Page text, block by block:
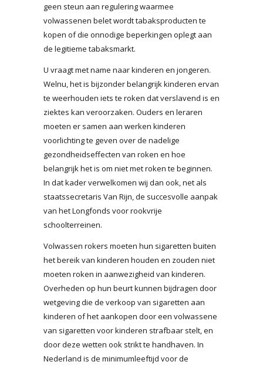
geen steun aan regulering waarmee
volwassenen belet wordt tabaksproducten te
kopen of die onnodige beperkingen oplegt aan
de legitieme tabaksmarkt.
U vraagt met name naar kinderen en jongeren.
Welnu, het is bijzonder belangrijk kinderen ervan
te weerhouden iets te roken dat verslavend is en
ziektes kan veroorzaken. Ouders en leraren
moeten er samen aan werken kinderen
voorlichting te geven over de nadelige
gezondheidseffecten van roken en hoe
belangrijk het is om niet met roken te beginnen.
In dat kader verwelkomen wij dan ook, net als
staatssecretaris Van Rijn, de succesvolle aanpak
van het Longfonds voor rookvrije
schoolterreinen.
Volwassen rokers moeten hun sigaretten buiten
het bereik van kinderen houden en zouden niet
moeten roken in aanwezigheid van kinderen.
Overheden op hun beurt kunnen bijdragen door
wetgeving die de verkoop van sigaretten aan
kinderen of het aankopen door een volwassene
van sigaretten voor kinderen strafbaar stelt, en
door deze wetten ook strikt te handhaven. In
Nederland is de minimumleeftijd voor de